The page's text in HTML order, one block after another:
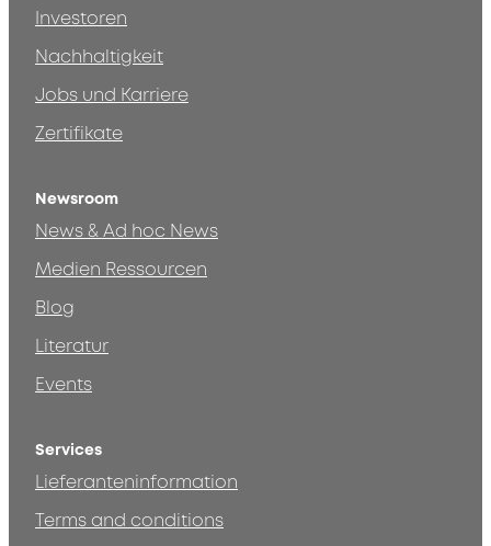
Investoren
Nachhaltigkeit
Jobs und Karriere
Zertifikate
Newsroom
News & Ad hoc News
Medien Ressourcen
Blog
Literatur
Events
Services
Lieferanteninformation
Terms and conditions